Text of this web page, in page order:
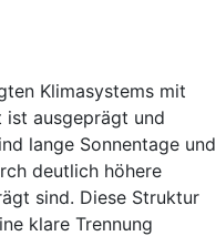
Klimasystems mit
ist ausgeprägt und
lange Sonnentage und
deutlich höhere
sind. Diese Struktur
klare Trennung